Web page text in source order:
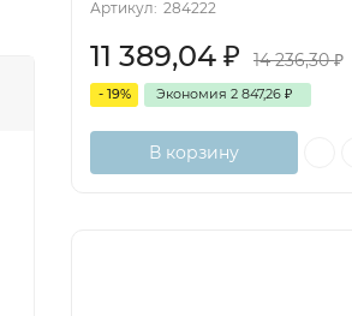
Артикул: 284222
11 389,04 ₽ 14 236,30₽
- 19% Экономия 2 847,26 ₽
В корзину